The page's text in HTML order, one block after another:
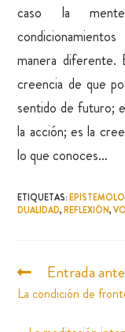
caso la
manera diferente.
creencia de que
sentido de futuro;
la acción; es la
lo que conoces…
ETIQUETAS:
DUALIDAD, REFLEXIÓN,
Entrada
La condición de